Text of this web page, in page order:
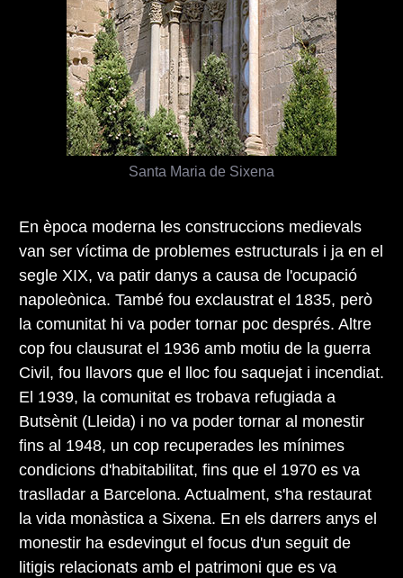
En època moderna les construccions medievals
van ser víctima de problemes estructurals i ja en el
segle XIX, va patir danys a causa de l'ocupació
napoleònica. També fou exclaustrat el 1835, però
la comunitat hi va poder tornar poc després. Altre
cop fou clausurat el 1936 amb motiu de la guerra
Civil, fou llavors que el lloc fou saquejat i incendiat.
El 1939, la comunitat es trobava refugiada a
Butsènit (Lleida) i no va poder tornar al monestir
fins al 1948, un cop recuperades les mínimes
condicions d'habitabilitat, fins que el 1970 es va
traslladar a Barcelona. Actualment, s'ha restaurat
la vida monàstica a Sixena. En els darrers anys el
monestir ha esdevingut el focus d'un seguit de
litigis relacionats amb el patrimoni que es va
Santa Maria de Sixena